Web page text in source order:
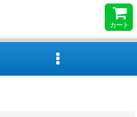
カート